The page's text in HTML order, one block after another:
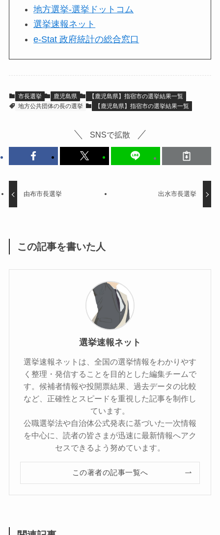
地方選挙-選挙ドットコム
選挙速報ネット
e-Stat 政府統計の総合窓口
市長選挙 鹿児島県
【鹿児島県】指宿市の選挙結果一覧
地方公共団体の長の選挙
【鹿児島県】指宿市の選挙結果一覧
SNSで拡散
由布市長選挙 出水市長選挙
この記事を書いた人
選挙速報ネット
選挙速報ネットは、全国の選挙情報をわかりやす
く整理・発信することを目的とした編集チームで
す。候補者情報や投開票結果、過去データの比較
など、正確性とスピードを重視した記事を制作し
ています。
公職選挙法や自治体公式発表に基づいた一次情報
を中心に、読者の皆さまが迅速に最新情報へアク
セスできるよう努めています。
この著者の記事一覧へ